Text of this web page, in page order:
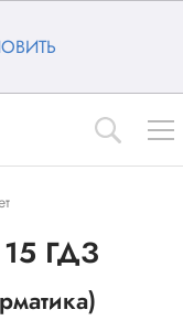
ГДЗ